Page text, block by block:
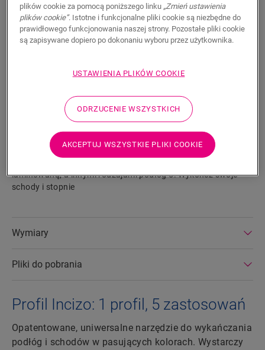
Ten pojedynczy profil zapewnia wiele rozwiązań do
wykończenia podłogi, takich jak przejście między podłogami
lub wykończenie przy ścianie lub oknie. Wystarczy przyciąć
pasuje idealnie do koloru podłogi. Opakowanie zawiera jeden
uzyskać wodoszczelne wykończenie w wilgotnych
pomieszczeniach, zalecamy połączenie z paskiem piankowym
Foamstrip i zestawem Hydrokit. Profil Incizo umożliwia: 1.
Połącz dwie podłogi o różnej wysokości 2. Połącz dwie
podłogi o tej samej wysokości 3. Wykończ podłogę wzdłuż
laminowaną, a innymi rodzajami podłóg 5. Wykończ swoje
schody i stopnie
Wymiary
Pliki do pobrania
Profil Incizo: 1 profil, 5 zastosowań
Opatentowane, uniwersalne narzędzie do wykańczania
podłóg i schodów w pasujących kolorach. Wystarczy
plików cookie za pomocą poniższego linku „Zmień ustawienia
plików cookie”. Istotne i funkcjonalne pliki cookie są niezbędne do
prawidłowego funkcjonowania naszej strony. Pozostałe pliki cookie
są zapisywane dopiero po dokonaniu wyboru przez użytkownika.
USTAWIENIA PLIKÓW COOKIE
ODRZUCENIE WSZYSTKICH
AKCEPTUJ WSZYSTKIE PLIKI COOKIE